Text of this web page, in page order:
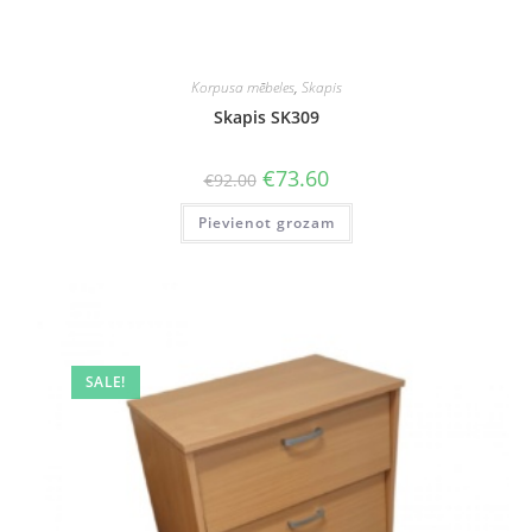
Korpusa mēbeles, Skapis
Skapis SK309
€92.00 Original
price
was:
€92.00.
€73.60Current
price
is:
€73.60.
Pievienot grozam
SALE!